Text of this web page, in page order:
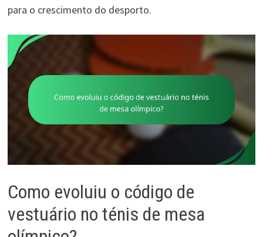
para o crescimento do desporto.
Como evoluiu o código de
vestuário no ténis de mesa